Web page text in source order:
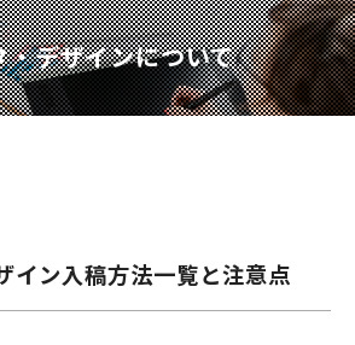
・デザインについて
イン入稿方法一覧と注意点